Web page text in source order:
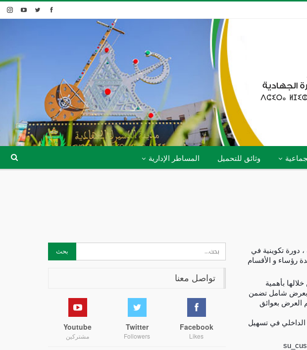
وثائق للتحميل المساطر الإدارية
البلدي للمدينة ، دورة تكوينية في
رؤساء و الأقسام
بأهمية
بعرض شامل تضمن
العرض بعوائق
في تسهيل
تواصل معنا
Facebook
Likes
Twitter
Followers
Youtube
مشتركين